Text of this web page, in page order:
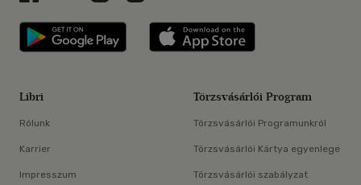
Libri applikáció Szerezd meg: Google
Libri
Rólunk
Karrier
Impresszum
Törzsvásárlói Program
Törzsvásárlói Programunkról
Törzsvásárlói Kártya egyenlege
Törzsvásárlói szabályzat